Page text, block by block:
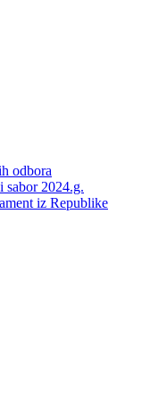
odbora
sabor 2024.g.
iz Republike